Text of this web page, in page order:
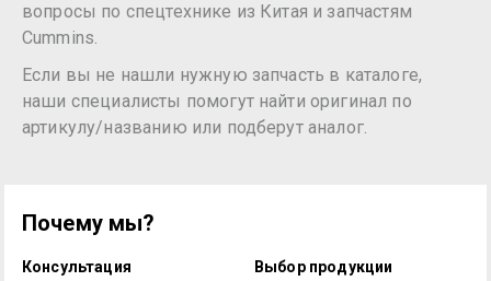
вопросы по спецтехнике из Китая и запчастям
Cummins.
Если вы не нашли нужную запчасть в каталоге,
наши специалисты помогут найти оригинал по
артикулу/названию или подберут аналог.
Почему мы?
Консультация
Выбор продукции